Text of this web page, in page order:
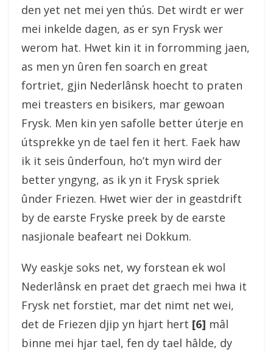
den yet net mei yen thús. Det wirdt er wer
mei inkelde dagen, as er syn Frysk wer
werom hat. Hwet kin it in forromming jaen,
as men yn ûren fen soarch en great
fortriet, gjin Nederlânsk hoecht to praten
mei treasters en bisikers, mar gewoan
Frysk. Men kin yen safolle better úterje en
útsprekke yn de tael fen it hert. Faek haw
ik it seis ûnderfoun, ho’t myn wird der
better yngyng, as ik yn it Frysk spriek
ûnder Friezen. Hwet wier der in geastdrift
by de earste Fryske preek by de earste
nasjionale beafeart nei Dokkum.
Wy easkje soks net, wy forstean ek wol
Nederlânsk en praet det graech mei hwa it
Frysk net forstiet, mar det nimt net wei,
det de Friezen djip yn hjart hert [6] mâl
binne mei hjar tael, fen dy tael hâlde, dy